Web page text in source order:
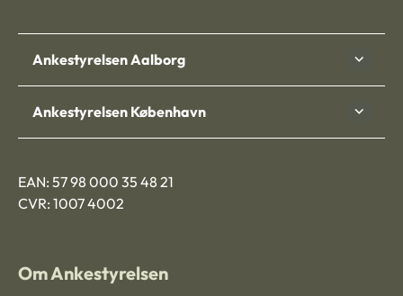
Ankestyrelsen Aalborg
Ankestyrelsen København
EAN: 57 98 000 35 48 21
CVR: 1007 4002
Om Ankestyrelsen